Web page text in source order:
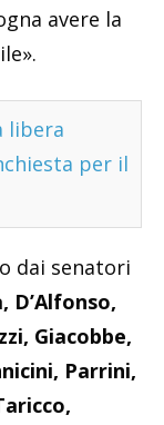
avere la
libera
per il
dai senatori
D’Alfonso,
Giacobbe,
Parrini,